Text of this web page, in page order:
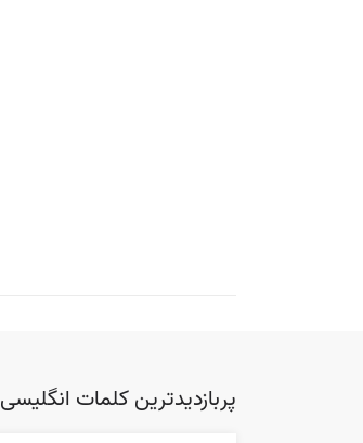
پربازدیدترین کلمات انگلیسی